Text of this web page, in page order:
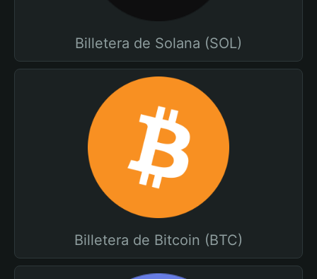
Billetera de Solana (SOL)
Billetera de Bitcoin (BTC)